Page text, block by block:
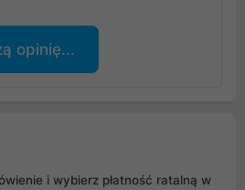
opinię...
i wybierz płatność ratalną w